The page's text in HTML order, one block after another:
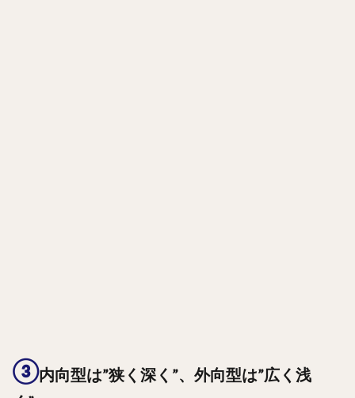
③内向型は”狭く深く”、外向型は”広く浅